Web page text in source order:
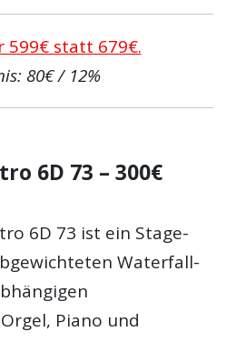
599€ statt 679€.
80€ / 12%
6D 73 – 300€
6D 73 ist ein Stage-
Waterfall-
Piano und